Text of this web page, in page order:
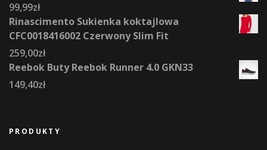
99,99zł
Rinascimento Sukienka koktajlowa
CFC0018416002 Czerwony Slim Fit
259,00zł
Reebok Buty Reebok Runner 4.0 GKN33
149,40zł
PRODUKTY